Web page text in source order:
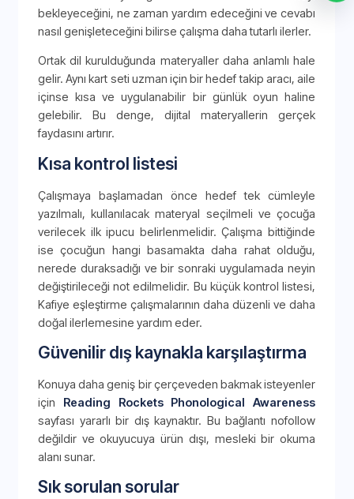
bekleyeceğini, ne zaman yardım edeceğini ve cevabı
nasıl genişleteceğini bilirse çalışma daha tutarlı ilerler.
Ortak dil kurulduğunda materyaller daha anlamlı hale
gelir. Aynı kart seti uzman için bir hedef takip aracı, aile
içinse kısa ve uygulanabilir bir günlük oyun haline
gelebilir. Bu denge, dijital materyallerin gerçek
faydasını artırır.
Kısa kontrol listesi
Çalışmaya başlamadan önce hedef tek cümleyle
yazılmalı, kullanılacak materyal seçilmeli ve çocuğa
verilecek ilk ipucu belirlenmelidir. Çalışma bittiğinde
ise çocuğun hangi basamakta daha rahat olduğu,
nerede duraksadığı ve bir sonraki uygulamada neyin
değiştirileceği not edilmelidir. Bu küçük kontrol listesi,
Kafiye eşleştirme çalışmalarının daha düzenli ve daha
doğal ilerlemesine yardım eder.
Güvenilir dış kaynakla karşılaştırma
Konuya daha geniş bir çerçeveden bakmak isteyenler
için Reading Rockets Phonological Awareness
sayfası yararlı bir dış kaynaktır. Bu bağlantı nofollow
değildir ve okuyucuya ürün dışı, mesleki bir okuma
alanı sunar.
Sık sorulan sorular